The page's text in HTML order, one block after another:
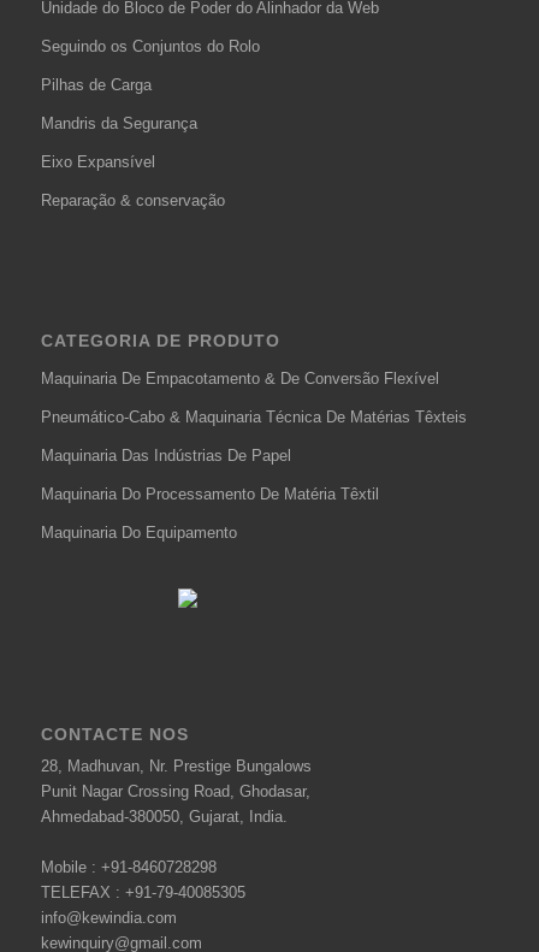
Unidade do Bloco de Poder do Alinhador da Web
Seguindo os Conjuntos do Rolo
Pilhas de Carga
Mandris da Segurança
Eixo Expansível
Reparação & conservação
CATEGORIA DE PRODUTO
Maquinaria De Empacotamento & De Conversão Flexível
Pneumático-Cabo & Maquinaria Técnica De Matérias Têxteis
Maquinaria Das Indústrias De Papel
Maquinaria Do Processamento De Matéria Têxtil
Maquinaria Do Equipamento
CONTACTE NOS
28, Madhuvan, Nr. Prestige Bungalows
Punit Nagar Crossing Road, Ghodasar,
Ahmedabad-380050, Gujarat, India.
Mobile : +91-8460728298
TELEFAX : +91-79-40085305
info@kewindia.com
kewinquiry@gmail.com